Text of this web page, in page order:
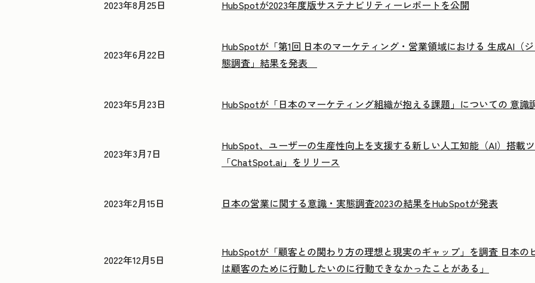
2023年8月25日 HubSpotが2023年度版サステナビリティーレポートを公開
2023年6月22日
HubSpotが「第1回 日本のマーケティング・営業領域における 生成AI（
態調査」結果を発表
2023年5月23日 HubSpotが「日本のマーケティング組織が抱える課題」についての 意識
2023年3月7日
HubSpot、ユーザーの生産性向上を支援する新しい人工知能（AI）搭載
「ChatSpot.ai」をリリース
2023年2月15日 日本の営業に関する意識・実態調査2023の結果をHubSpotが発表
2022年12月5日
HubSpotが「顧客との関わり方の理想と現実のギャップ」を調査 日本
は顧客のために行動したいのに行動できなかったことがある」